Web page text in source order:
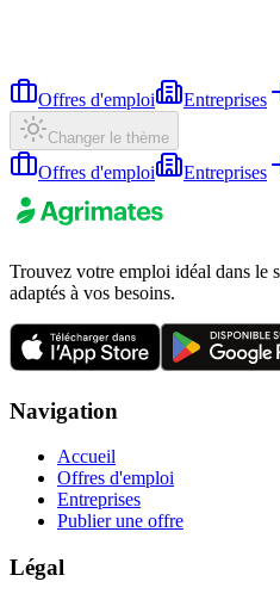
Offres d'emploi Entreprises
Changer le thème
Offres d'emploi Entreprises
Trouvez votre emploi idéal dans le
adaptés à vos besoins.
Navigation
Accueil
Offres d'emploi
Entreprises
Publier une offre
Légal